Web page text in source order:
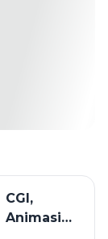
CGI,
Animasi